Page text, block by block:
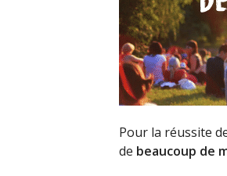
Pour la réussite
de beaucoup de